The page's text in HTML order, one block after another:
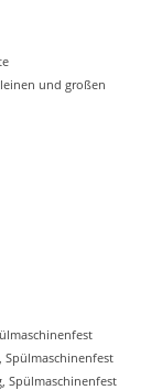
und großen
Spülmaschinenfest